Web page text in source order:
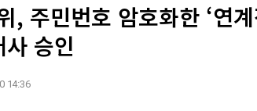
, 주민번호 암호화한 ‘연
승인
14:36